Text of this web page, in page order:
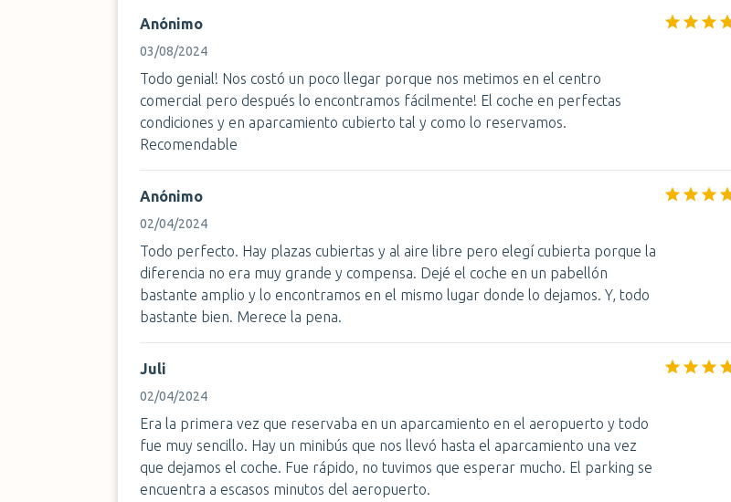
Anónimo
03/08/2024
Todo genial! Nos costó un poco llegar porque nos metimos en el centro
comercial pero después lo encontramos fácilmente! El coche en perfectas
condiciones y en aparcamiento cubierto tal y como lo reservamos.
Recomendable
Anónimo
02/04/2024
Todo perfecto. Hay plazas cubiertas y al aire libre pero elegí cubierta porque la
diferencia no era muy grande y compensa. Dejé el coche en un pabellón
bastante amplio y lo encontramos en el mismo lugar donde lo dejamos. Y, todo
bastante bien. Merece la pena.
Juli
02/04/2024
Era la primera vez que reservaba en un aparcamiento en el aeropuerto y todo
fue muy sencillo. Hay un minibús que nos llevó hasta el aparcamiento una vez
que dejamos el coche. Fue rápido, no tuvimos que esperar mucho. El parking se
encuentra a escasos minutos del aeropuerto.